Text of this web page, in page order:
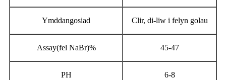
Ymddangosiad Clir, di-liw i felyn golau
Assay(fel NaBr)% 45-47
PH 6-8